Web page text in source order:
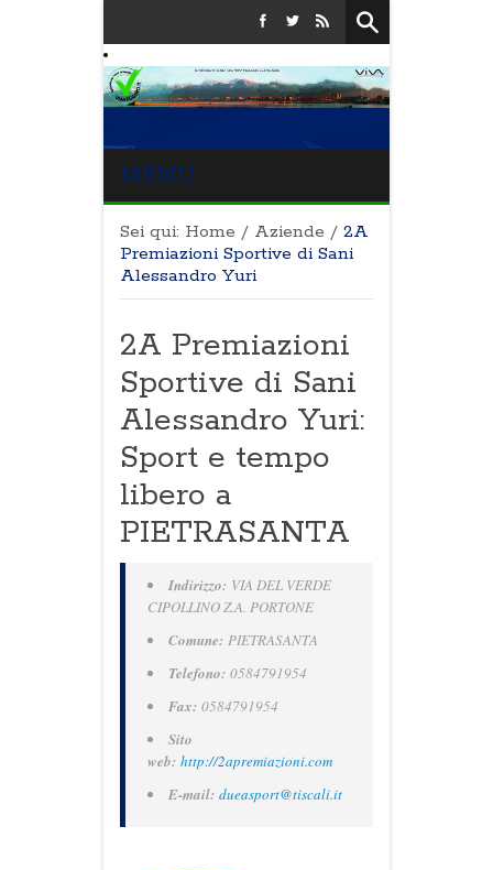
MENU
Sei qui: Home / Aziende / 2A
Premiazioni Sportive di Sani
Alessandro Yuri
2A Premiazioni
Sportive di Sani
Alessandro Yuri:
Sport e tempo
libero a
PIETRASANTA
Indirizzo: VIA DEL VERDE
CIPOLLINO Z.A. PORTONE
Comune: PIETRASANTA
Telefono: 0584791954
Fax: 0584791954
Sito
web: http://2apremiazioni.com
E-mail: dueasport@tiscali.it